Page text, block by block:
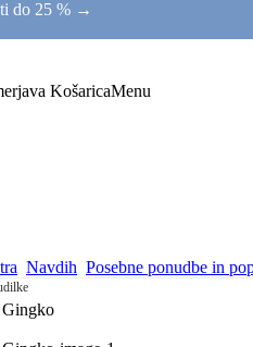
do 25 % →
KošaricaMenu
Navdih Posebne ponudbe in